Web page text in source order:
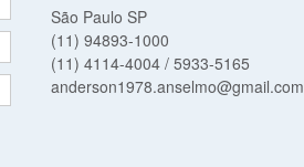
São Paulo SP
(11) 94893-1000
(11) 4114-4004 / 5933-5165
anderson1978.anselmo@gmail.com